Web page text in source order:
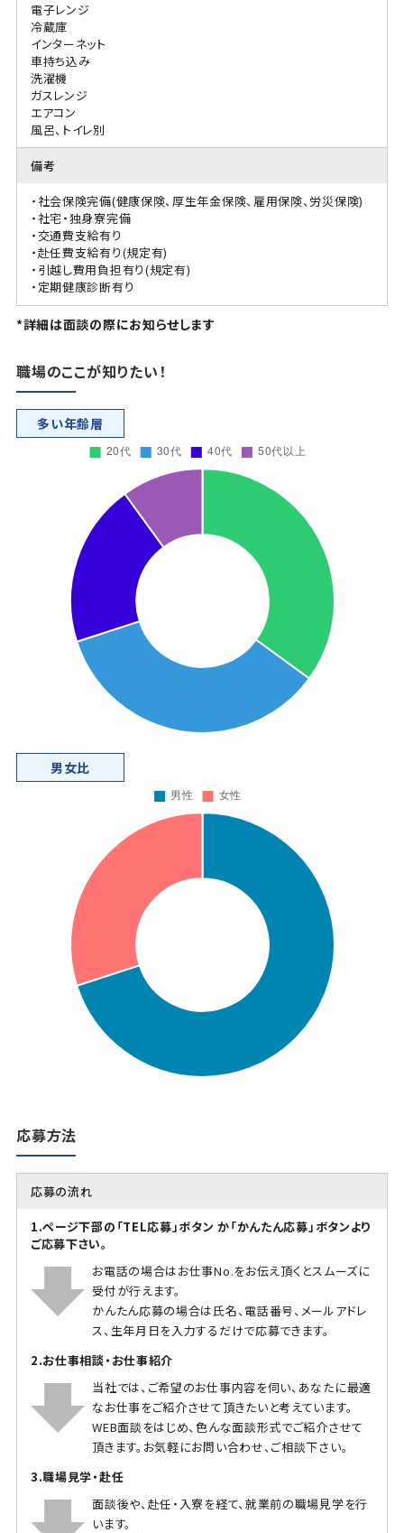
電子レンジ
冷蔵庫
インターネット
車持ち込み
洗濯機
ガスレンジ
エアコン
風呂、トイレ別
備考
・社会保険完備(健康保険、厚生年金保険、雇用保険、労災保険)
・社宅・独身寮完備
・交通費支給有り
・赴任費支給有り(規定有)
・引越し費用負担有り(規定有)
・定期健康診断有り
*詳細は面談の際にお知らせします
職場のここが知りたい！
多い年齢層
男女比
応募方法
応募の流れ
1.ページ下部の「TEL応募」ボタン か「かんたん応募」ボタンより
ご応募下さい。
お電話の場合はお仕事No.をお伝え頂くとスムーズに
受付が行えます。
かんたん応募の場合は氏名、電話番号、メールアドレ
ス、生年月日を入力するだけで応募できます。
2.お仕事相談・お仕事紹介
当社では、ご希望のお仕事内容を伺い、あなたに最適
なお仕事をご紹介させて頂きたいと考えています。
WEB面談をはじめ、色んな面談形式でご紹介させて
頂きます。お気軽にお問い合わせ、ご相談下さい。
3.職場見学・赴任
面談後や、赴任・入寮を経て、就業前の職場見学を行
います。